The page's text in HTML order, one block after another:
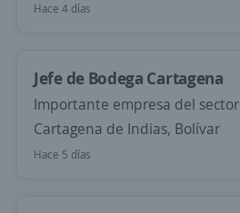
Hace 4 días
Jefe de Bodega Cartagena
Importante empresa del sector
Cartagena de Indias, Bolívar
Hace 5 días